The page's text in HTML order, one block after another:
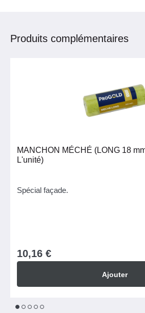
Produits complémentaires
MANCHON MÉCHÉ (LONG 18
L'unité)
Spécial façade.
10,16 €
Ajouter